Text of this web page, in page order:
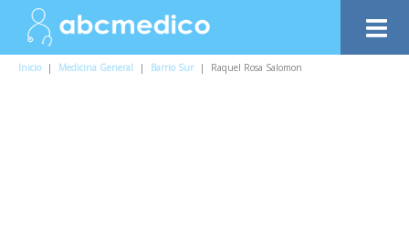
Inicio | Medicina General | Barrio Sur | Raquel Rosa Salomon